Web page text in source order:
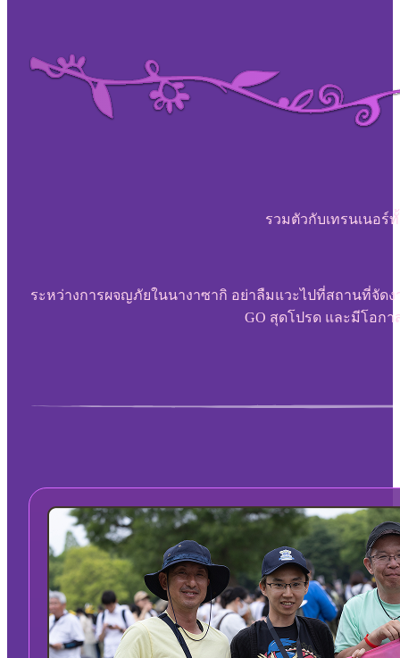
รวมตัวกับเทรนเนอร์
ระหว่างการผจญภัยในนางาซากิ อย่าลืมแวะไปที่สถานที่จัดง
GO สุดโปรด และมีโอก